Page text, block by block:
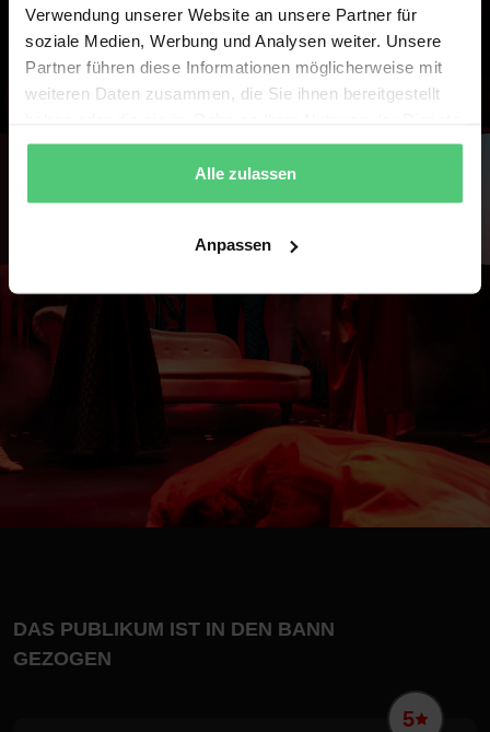
Verwendung unserer Website an unsere Partner für
soziale Medien, Werbung und Analysen weiter. Unsere
Partner führen diese Informationen möglicherweise mit
weiteren Daten zusammen, die Sie ihnen bereitgestellt
gesammelt haben.
Alle zulassen
Anpassen
DAS PUBLIKUM IST IN DEN BANN
GEZOGEN
5